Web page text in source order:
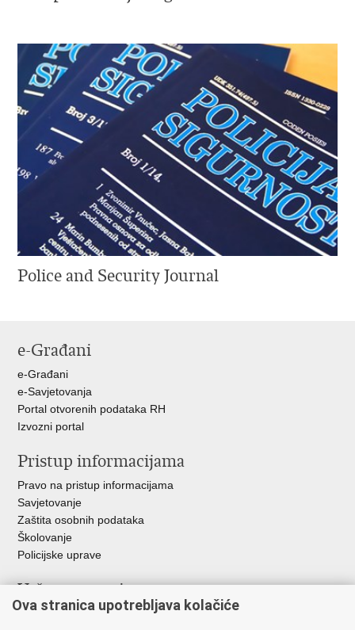
Police and Security Journal
e-Građani
e-Građani
e-Savjetovanja
Portal otvorenih podataka RH
Izvozni portal
Pristup informacijama
Pravo na pristup informacijama
Savjetovanje
Zaštita osobnih podataka
Školovanje
Policijske uprave
Važne poveznice
Ministarstvo unutarnjih poslova
Ova stranica upotrebljava kolačiće